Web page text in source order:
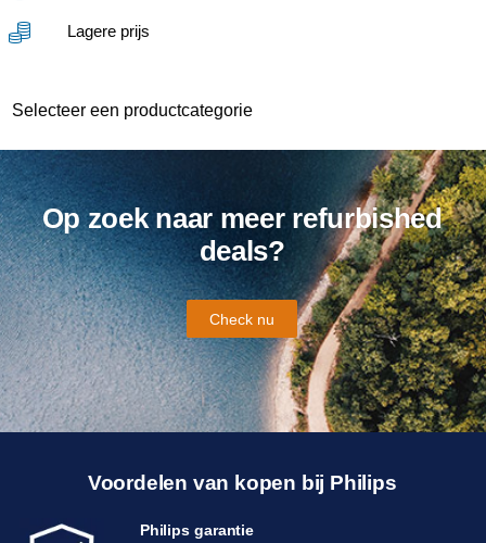
Lagere prijs
Selecteer een productcategorie
Op zoek naar meer refurbished
deals?
Check nu
Voordelen van kopen bij Philips
Philips garantie